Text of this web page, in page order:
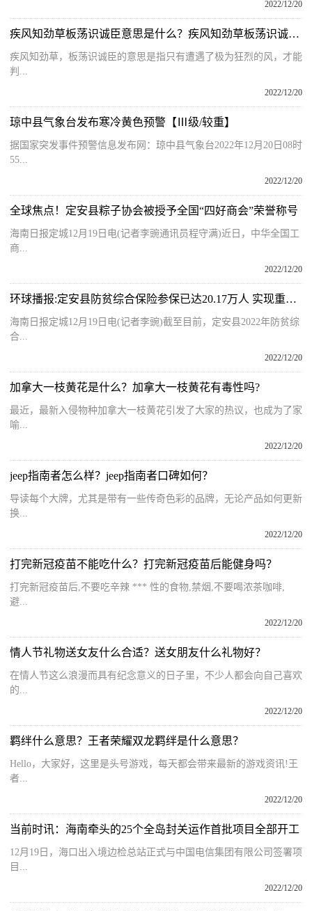
2022/12/20
疾风知劲草板荡识诚臣意思是什么？疾风知劲草板荡识诚臣全诗赏析
疾风知劲草，板荡识诚臣的意思是指只有遭遇了极为狂烈的风，才能
判...
2022/12/20
琼中县气象台发布寒冷黄色预警【Ⅲ级/较重】
据国家突发事件预警信息发布网：琼中县气象台2022年12月20日08时
55...
2022/12/20
全球焦点！定安县粽子协会被授予全国“四好商会”荣誉称号
海南日报定城12月19日电(记者李豌通讯员程守满)近日，中华全国工
商...
2022/12/20
环球播报:定安县防贫综合保险参保已达20.17万人 实现重点人群全覆盖
海南日报定城12月19日电(记者李豌)截至目前，定安县2022年防贫综
合...
2022/12/20
加拿大一枝黄花是什么？加拿大一枝黄花有毒性吗?
最近，最新入侵物种加拿大一枝黄花引发了大家的热议，也成为了家
喻...
2022/12/20
jeep指南者怎么样？jeep指南者口碑如何？
导读每个大牌，尤其是带有一些传奇色彩的品牌，无论产品如何更新
换...
2022/12/20
打完新冠疫苗不能吃什么？打完新冠疫苗后能健身吗？
打完新冠疫苗后,不要吃辛辣 *** 性的食物,禁烟,不要喝浓茶咖啡,
避...
2022/12/20
情人节礼物送女友什么合适？送女朋友什么礼物好？
在情人节这么浪漫而具有纪念意义的日子里，不少人都会向自己喜欢
的...
2022/12/20
羁绊什么意思？王者荣耀双龙羁绊是什么意思？
Hello，大家好，这里是头号游戏，每天都会带来最新的游戏资讯!王
者...
2022/12/20
当前时讯：海南牵头的25个全岛封关运作首批项目全部开工
12月19日，海口出入境边检总站正式与中国电信集团有限公司签署项
目...
2022/12/20